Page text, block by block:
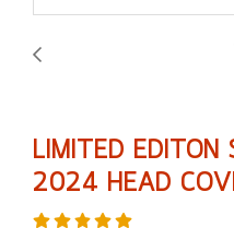
LIMITED EDITON
2024 HEAD